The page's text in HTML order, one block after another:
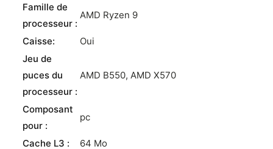
Famille de
processeur :
AMD Ryzen 9
Caisse:
Oui
Jeu de
puces du
processeur :
AMD B550, AMD X570
Composant
pour :
pc
Cache L3 :
64 Mo